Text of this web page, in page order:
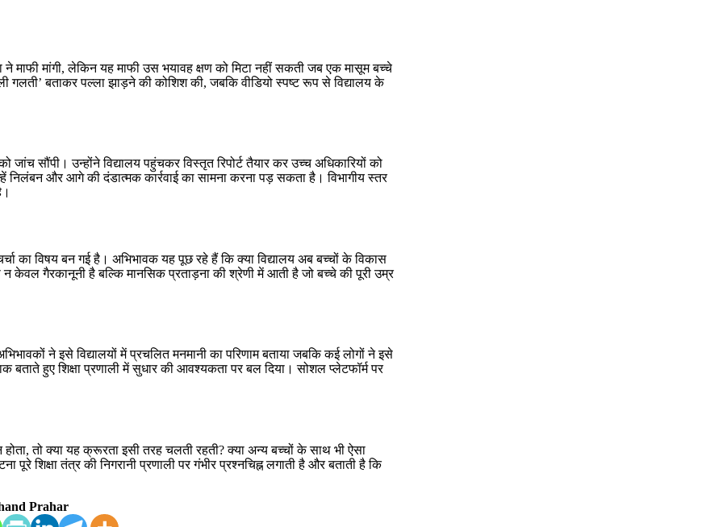
माफी मांगी, लेकिन यह माफी उस भयावह क्षण को मिटा नहीं सकती जब एक मासूम बच्चे
गलती’ बताकर पल्ला झाड़ने की कोशिश की, जबकि वीडियो स्पष्ट रूप से विद्यालय के
सौंपी। उन्होंने विद्यालय पहुंचकर विस्तृत रिपोर्ट तैयार कर उच्च अधिकारियों को
निलंबन और आगे की दंडात्मक कार्रवाई का सामना करना पड़ सकता है। विभागीय स्तर
का विषय बन गई है। अभिभावक यह पूछ रहे हैं कि क्या विद्यालय अब बच्चों के विकास
गैरकानूनी है बल्कि मानसिक प्रताड़ना की श्रेणी में आती है जो बच्चे की पूरी उम्र
ने इसे विद्यालयों में प्रचलित मनमानी का परिणाम बताया जबकि कई लोगों ने इसे
हुए शिक्षा प्रणाली में सुधार की आवश्यकता पर बल दिया। सोशल प्लेटफॉर्म पर
तो क्या यह क्रूरता इसी तरह चलती रहती? क्या अन्य बच्चों के साथ भी ऐसा
पूरे शिक्षा तंत्र की निगरानी प्रणाली पर गंभीर प्रश्नचिह्न लगाती है और बताती है कि
Prahar